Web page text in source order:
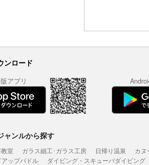
ンロード
アプリ
ャンルから探す
室 ガラス細工･ガラス工房 日帰り温泉
カヌ
ップパドル
ダイビング・スキューバダイビング